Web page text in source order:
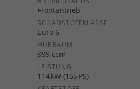
Frontantrieb
SCHADSTOFFKLASSE
Euro 6
HUBRAUM
999 ccm
LEISTUNG
114 kW (155 PS)